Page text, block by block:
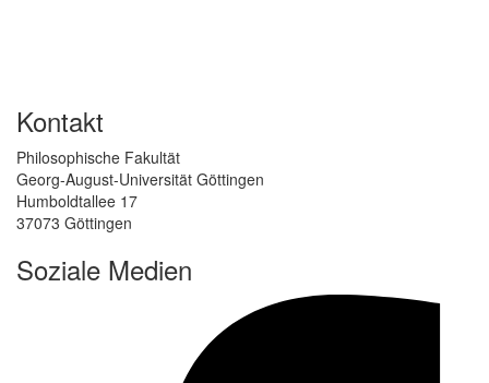
Kontakt
Philosophische Fakultät
Georg-August-Universität Göttingen
Humboldtallee 17
37073 Göttingen
Soziale Medien